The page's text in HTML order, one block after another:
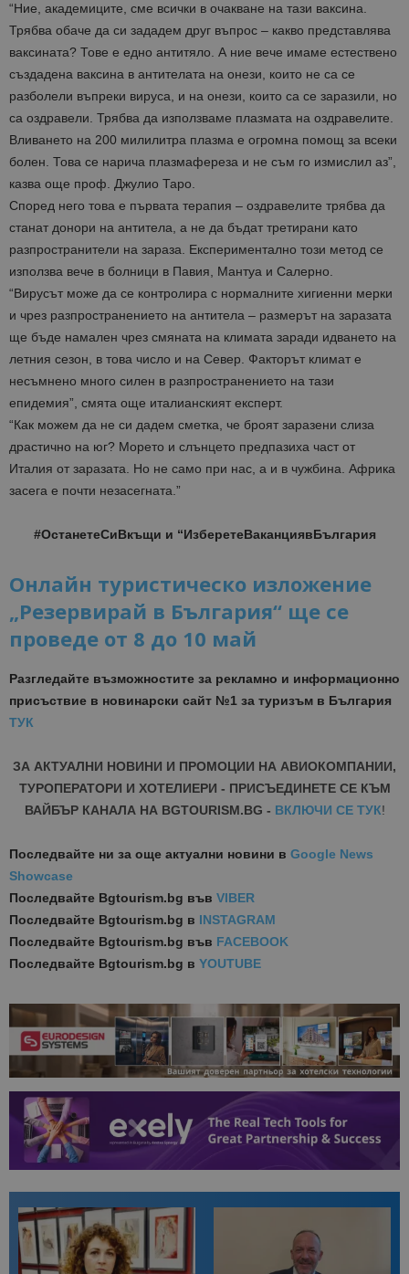
“Ние, академиците, сме всички в очакване на тази ваксина.
Трябва обаче да си зададем друг въпрос – какво представлява
ваксината? Тове е едно антитяло. А ние вече имаме естествено
създадена ваксина в антителата на онези, които не са се
разболели въпреки вируса, и на онези, които са се заразили, но
са оздравели. Трябва да използваме плазмата на оздравелите.
Вливането на 200 милилитра плазма е огромна помощ за всеки
болен. Това се нарича плазмафереза и не съм го измислил аз”,
казва още проф. Джулио Таро.
Според него това е първата терапия – оздравелите трябва да
станат донори на антитела, а не да бъдат третирани като
разпространители на зараза. Експериментално този метод се
използва вече в болници в Павия, Мантуа и Салерно.
“Вирусът може да се контролира с нормалните хигиенни мерки
и чрез разпространението на антитела – размерът на заразата
ще бъде намален чрез смяната на климата заради идването на
летния сезон, в това число и на Север. Факторът климат е
несъмнено много силен в разпространението на тази
епидемия”, смята още италианският експерт.
“Как можем да не си дадем сметка, че броят заразени слиза
драстично на юг? Морето и слънцето предпазиха част от
Италия от заразата. Но не само при нас, а и в чужбина. Африка
засега е почти незасегната.”
#ОстанетеСиВкъщи и “ИзберетеВаканциявБългария
Онлайн туристическо изложение
„Резервирай в България“ ще се
проведе от 8 до 10 май
Разгледайте възможностите за рекламно и информационно
присъствие в новинарски сайт №1 за туризъм в България
ТУК
ЗА АКТУАЛНИ НОВИНИ И ПРОМОЦИИ НА АВИОКОМПАНИИ,
ТУРОПЕРАТОРИ И ХОТЕЛИЕРИ - ПРИСЪЕДИНЕТЕ СЕ КЪМ
ВАЙБЪР КАНАЛА НА BGTOURISM.BG - ВКЛЮЧИ СЕ ТУК!
Последвайте ни за още актуални новини в Google News
Showcase
Последвайте Bgtourism.bg във VIBER
Последвайте Bgtourism.bg в INSTAGRAM
Последвайте Bgtourism.bg във FACEBOOK
Последвайте Bgtourism.bg в YOUTUBE